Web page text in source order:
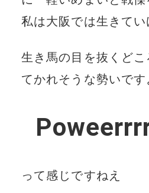
私は大阪では生きてい
生き馬の目を抜くど
てかれそうな勢いで
って感じですねえ